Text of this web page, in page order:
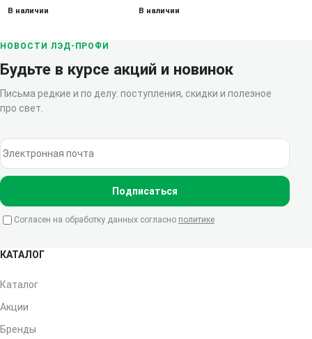
В наличии В наличии
НОВОСТИ ЛЭД-ПРОФИ
Будьте в курсе акций и новинок
Письма редкие и по делу: поступления, скидки и полезное
про свет.
Электронная почта
Подписаться
Согласен на обработку данных согласно политике
КАТАЛОГ
Каталог
Акции
Бренды